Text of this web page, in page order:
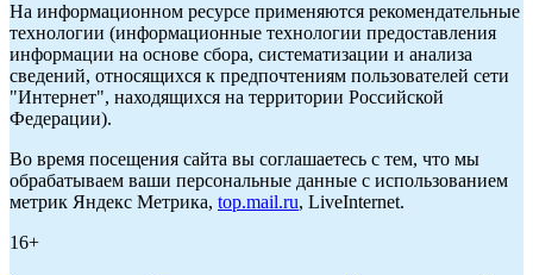
На информационном ресурсе применяются рекомендательные
технологии (информационные технологии предоставления
информации на основе сбора, систематизации и анализа
сведений, относящихся к предпочтениям пользователей сети
"Интернет", находящихся на территории Российской
Федерации).
Во время посещения сайта вы соглашаетесь с тем, что мы
обрабатываем ваши персональные данные с использованием
метрик Яндекс Метрика, top.mail.ru, LiveInternet.
16+